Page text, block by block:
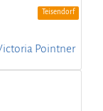
Teisendorf
Pointner